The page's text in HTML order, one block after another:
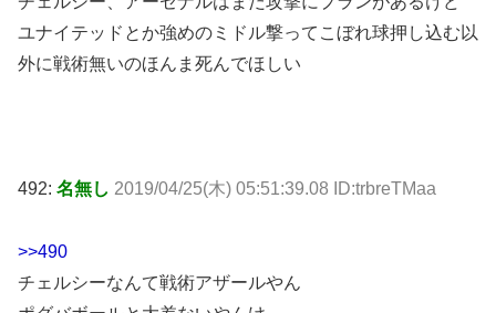
ユナイテッドとか強めのミドル撃ってこぼれ球押し込む以
外に戦術無いのほんま死んでほしい
492: 名無し 2019/04/25(木) 05:51:39.08 ID:trbreTMaa
>>490
チェルシーなんて戦術アザールやん